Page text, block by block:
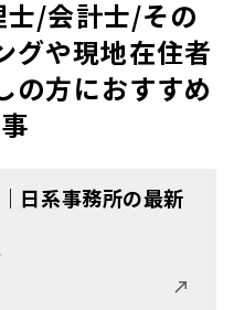
/会計士/その
グや現地在住者
の方におすすめ
日系事務所の最新